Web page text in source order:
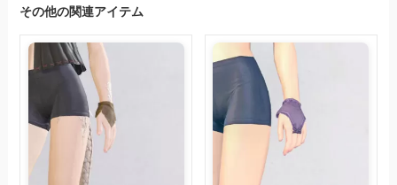
その他の関連アイテム